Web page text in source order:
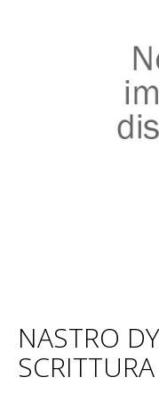
NASTRO